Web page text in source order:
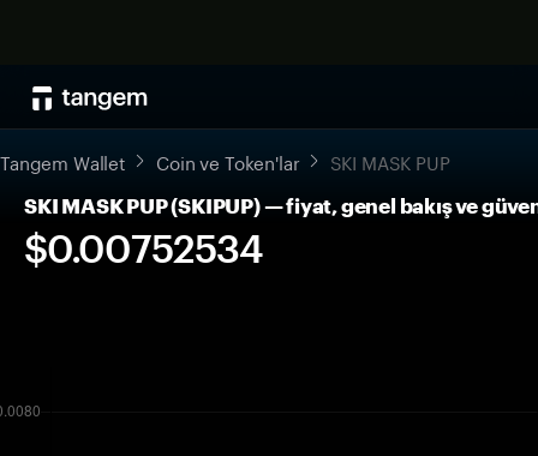
Tangem Wallet Coin ve Token'lar SKI MASK PUP
SKI MASK PUP (SKIPUP) — fiyat, genel bakış ve
$0.00752534